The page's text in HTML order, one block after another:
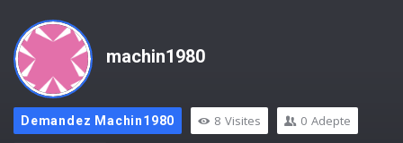
machin1980
Demandez Machin1980 8 Visites 0 Adepte